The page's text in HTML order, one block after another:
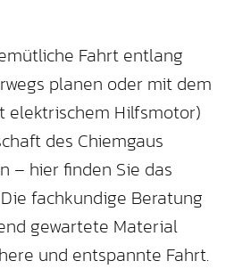
Fahrt entlang
planen oder mit dem
elektrischem Hilfsmotor)
des Chiemgaus
– hier finden Sie das
fachkundige Beratung
gewartete Material
und entspannte Fahrt.